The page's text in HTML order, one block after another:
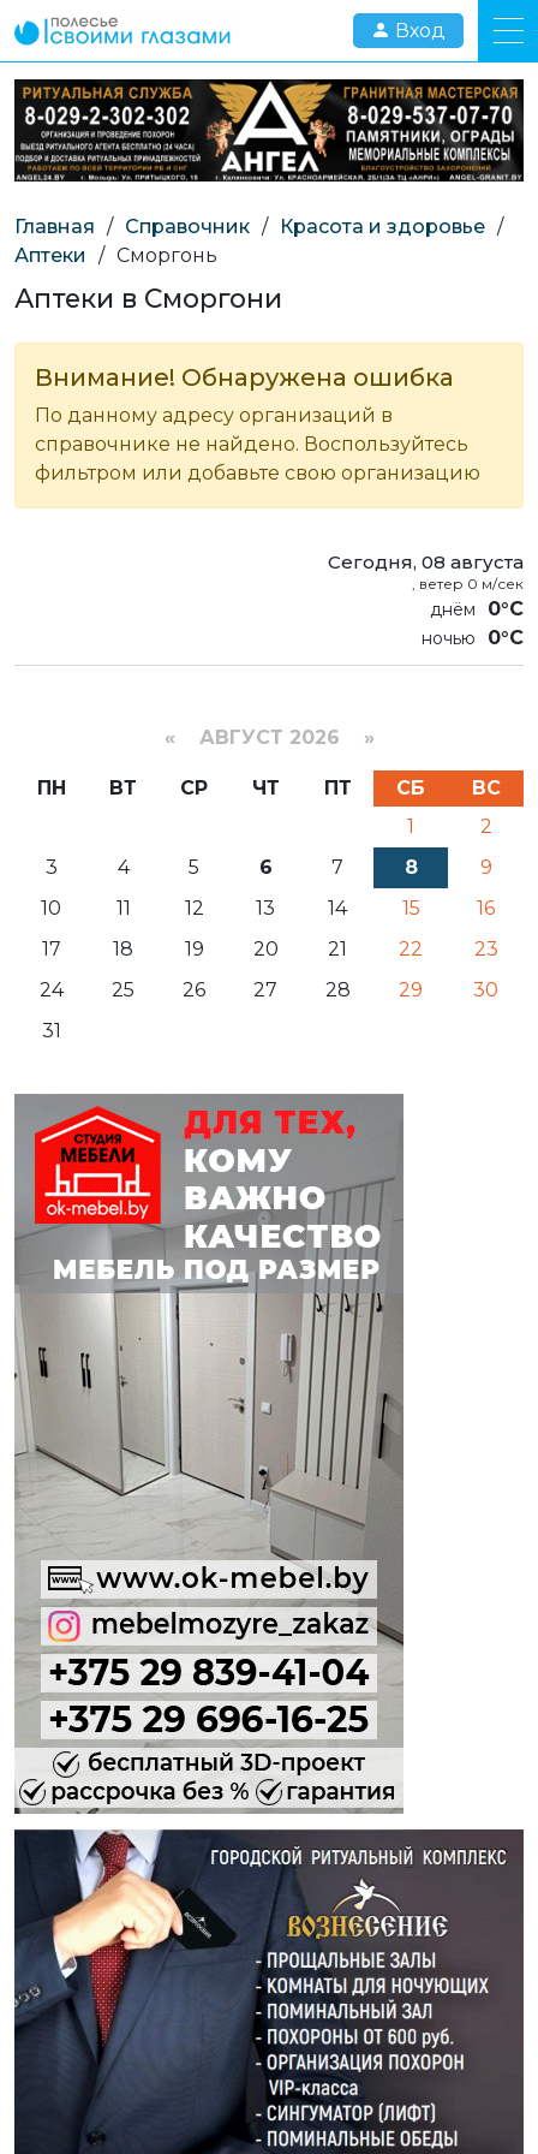
Вход
Главная / Справочник / Красота и здоровье /
Аптеки
/ Сморгонь
Аптеки в Сморгони
Внимание! Обнаружена ошибка
По данному адресу организаций в
справочнике не найдено. Воспользуйтесь
фильтром или добавьте свою организацию
Сегодня, 08 августа
, ветер 0 м/сек
0°C
0°C
« АВГУСТ 2026 »
ПН ВТ СР ЧТ ПТ СБ
ВС
1
2
3
4 5 6 7 8
9
10
11 12 13 14 15
16
17
18 19 20 21 22
23
24
25 26 27 28 29
30
31